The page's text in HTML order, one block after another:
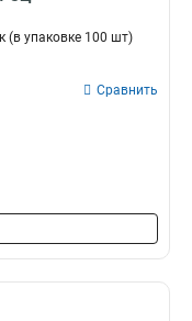
(в упаковке 100 шт)
Сравнить